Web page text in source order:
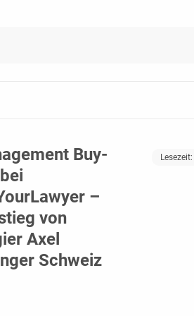
Buy-
–
von
Axel
Schweiz
Lesezeit: